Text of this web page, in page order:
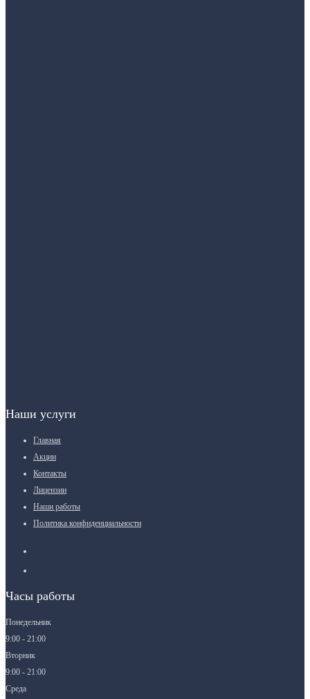
Наши услуги
Главная
Акции
Контакты
Лицензии
Наши работы
Политика конфиденциальности
Часы работы
Понедельник
9:00 - 21:00
Вторник
9:00 - 21:00
Среда